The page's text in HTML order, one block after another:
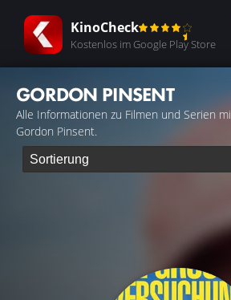
KinoCheck
Kostenlos im Google Play Store
GORDON PINSENT
Alle Informationen zu Filmen und Serien
Gordon Pinsent.